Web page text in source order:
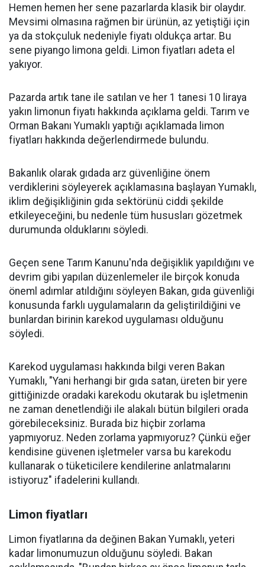
Hemen hemen her sene pazarlarda klasik bir olaydır.
Mevsimi olmasına rağmen bir ürünün, az yetiştiği için
ya da stokçuluk nedeniyle fiyatı oldukça artar. Bu
sene piyango limona geldi. Limon fiyatları adeta el
yakıyor.
Pazarda artık tane ile satılan ve her 1 tanesi 10 liraya
yakın limonun fiyatı hakkında açıklama geldi. Tarım ve
Orman Bakanı Yumaklı yaptığı açıklamada limon
fiyatları hakkında değerlendirmede bulundu.
Bakanlık olarak gıdada arz güvenliğine önem
verdiklerini söyleyerek açıklamasına başlayan Yumaklı,
iklim değişikliğinin gıda sektörünü ciddi şekilde
etkileyeceğini, bu nedenle tüm hususları gözetmek
durumunda olduklarını söyledi.
Geçen sene Tarım Kanunu'nda değişiklik yapıldığını ve
devrim gibi yapılan düzenlemeler ile birçok konuda
öneml adımlar atıldığını söyleyen Bakan, gıda güvenliği
konusunda farklı uygulamaların da geliştirildiğini ve
bunlardan birinin karekod uygulaması olduğunu
söyledi.
Karekod uygulaması hakkında bilgi veren Bakan
Yumaklı, "Yani herhangi bir gıda satan, üreten bir yere
gittiğinizde oradaki karekodu okutarak bu işletmenin
ne zaman denetlendiği ile alakalı bütün bilgileri orada
görebileceksiniz. Burada biz hiçbir zorlama
yapmıyoruz. Neden zorlama yapmıyoruz? Çünkü eğer
kendisine güvenen işletmeler varsa bu karekodu
kullanarak o tüketicilere kendilerine anlatmalarını
istiyoruz" ifadelerini kullandı.
Limon fiyatları
Limon fiyatlarına da değinen Bakan Yumaklı, yeteri
kadar limonumuzun olduğunu söyledi. Bakan